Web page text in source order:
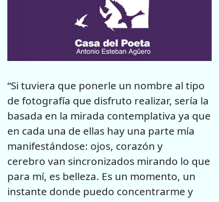
“Si tuviera que ponerle un nombre al tipo
de fotografía que disfruto realizar, sería la
basada en la mirada contemplativa ya que
en cada una de ellas hay una parte mía
manifestándose: ojos, corazón y
cerebro van sincronizados mirando lo que
para mí, es belleza. Es un momento, un
instante donde puedo concentrarme y